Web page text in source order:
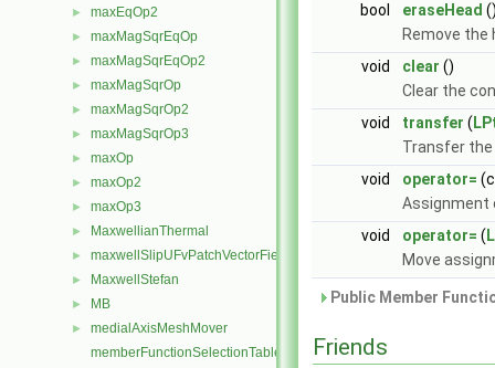
► maxEqOp2
► maxMagSqrEqOp
► maxMagSqrEqOp2
► maxMagSqrOp
► maxMagSqrOp2
► maxMagSqrOp3
► maxOp
► maxOp2
► maxOp3
► MaxwellianThermal
► maxwellSlipUFvPatchVectorField
► MaxwellStefan
► MB
►
medialAxisMeshMover
memberFunctionSelectionTables
bool
eraseHead
Remove
void
clear ()
Clear the
void
transfer (
Transfer
void
operator=
Assignment
void
operator= (
Move
Public Member
Friends